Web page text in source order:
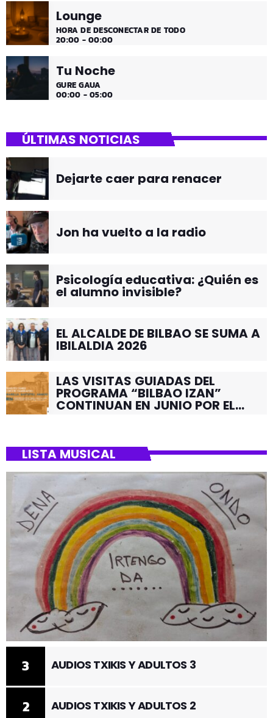
Lounge
HORA DE DESCONECTAR DE TODO
20:00 - 00:00
Tu Noche
GURE GAUA
00:00 - 05:00
ÚLTIMAS NOTICIAS
Dejarte caer para renacer
Jon ha vuelto a la radio
Psicología educativa: ¿Quién es
el alumno invisible?
EL ALCALDE DE BILBAO SE SUMA A
IBILALDIA 2026
LAS VISITAS GUIADAS DEL
PROGRAMA “BILBAO IZAN”
CONTINUAN EN JUNIO POR EL
LISTA MUSICAL
2 AUDIOS TXIKIS Y ADULTOS 2
3 AUDIOS TXIKIS Y ADULTOS 3